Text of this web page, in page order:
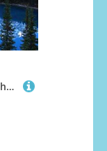
1500 Teile Puzzle,Geschicklichkeitsspiel für Die Ganze Familie, See Natur Berge 87x57cm